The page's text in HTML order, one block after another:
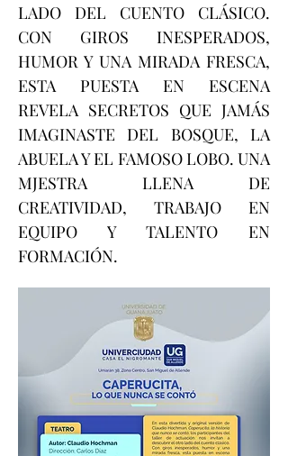
LADO DEL CUENTO CLÁSICO.
CON GIROS INESPERADOS,
HUMOR Y UNA MIRADA FRESCA,
ESTA PUESTA EN ESCENA
REVELA SECRETOS QUE JAMÁS
IMAGINASTE DEL BOSQUE, LA
ABUELA Y EL FAMOSO LOBO. UNA
MJESTRA LLENA DE
CREATIVIDAD, TRABAJO EN
EQUIPO Y TALENTO EN
FORMACIÓN.